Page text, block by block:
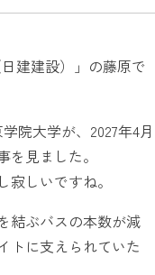
建建設）」の藤原で
院大学が、2027年4月
見ました。
しいですね。
結ぶバスの本数が減
トに支えられていた